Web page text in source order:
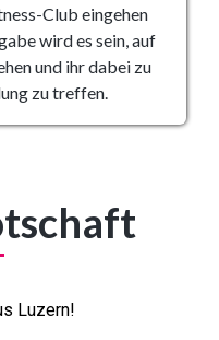
Club eingehen
wird es sein, auf
und ihr dabei zu
zu treffen.
Luzern!